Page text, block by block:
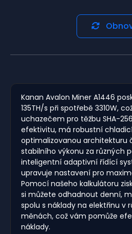
Kanan Avalon Miner A1446
135TH/s při spotřebě 3310W,
uchazečem pro těžbu SHA-
efektivitu, má robustní
optimalizovanou architekturu
stabilního výkonu za různých
inteligentní adaptivní řídící
upravuje nastavení pro
Pomocí našeho kalkulátoru
si můžete odhadnout denní,
spolu s náklady na elektřinu v
měnách, což vám pomůže
náklady.